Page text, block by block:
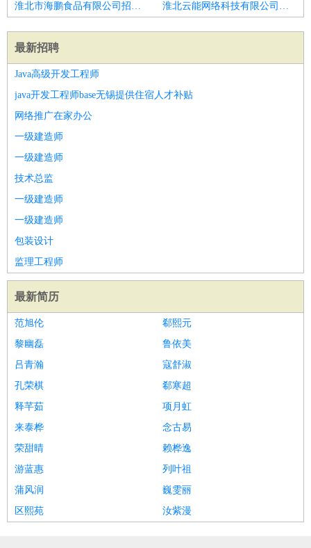
淮北市海鹏食品有限公司招聘菏泽市招聘保安
淮北云能网络科技有限公司招聘菏泽市招聘保安员男3
最新招聘
Java高级开发工程师
java开发工程师base无锡提供住宿人才补贴
网络推广在家办公
一级建造师
一级建造师
技术总监
一级建造师
一级建造师
包装设计
监理工程师
最新简历
范旭伦
郗熙元
黎幽磊
鲁依美
吕青瀚
寇舒淑
孔荣棋
郗寒超
释芊茹
项月虹
来泰桦
念古易
荣甜晴
赖桦逸
游蓝惠
列叶祖
蒲风润
巍雯丽
区熙苑
汝紫漫